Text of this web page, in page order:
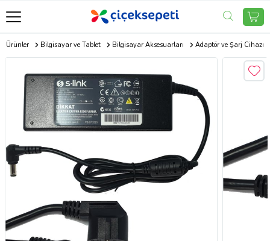
Ürünler Bilgisayar ve Tablet Bilgisayar Aksesuarları Adaptör ve Şarj Cihazı